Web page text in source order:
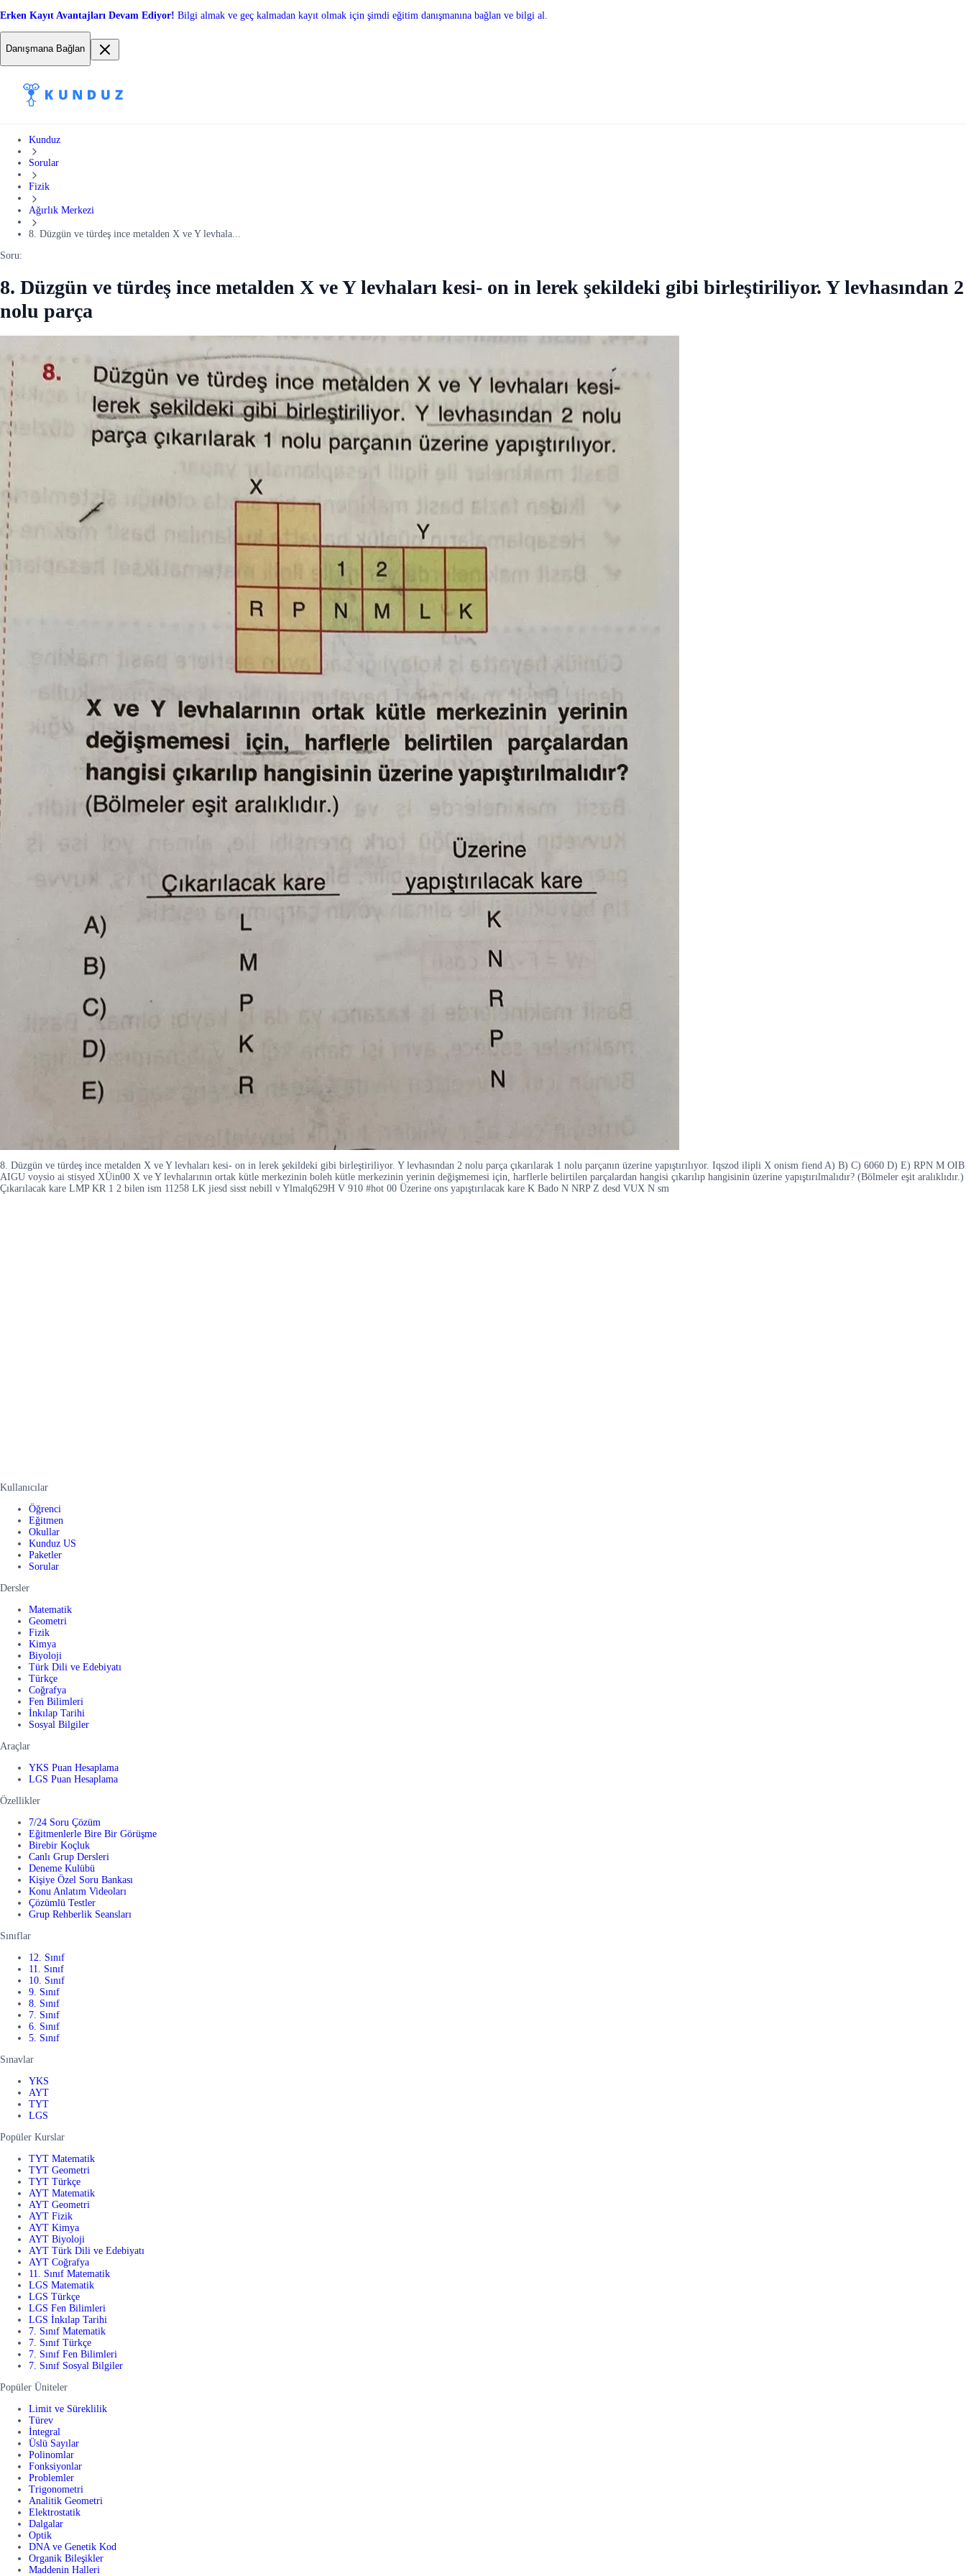
Erken Kayıt Avantajları Devam Ediyor! Bilgi almak ve geç kalmadan kayıt olmak için şimdi eğitim danışmanına bağlan ve bilgi al.
Danışmana Bağlan
Kunduz
Sorular
Fizik
Ağırlık Merkezi
8. Düzgün ve türdeş ince metalden X ve Y levhala...
Soru:
8. Düzgün ve türdeş ince metalden X ve Y levhaları kesi- on in lerek şekildeki gibi birleştiriliyor. Y levhasından 2
nolu parça
8. Düzgün ve türdeş ince metalden X ve Y levhaları kesi- on in lerek şekildeki gibi birleştiriliyor. Y levhasından 2 nolu parça çıkarılarak 1 nolu parçanın üzerine yapıştırılıyor. Iqszod ilipli X onism fiend A) B) C) 6060 D) E) RPN M OIB
AIGU voysio ai stisyed XÜin00 X ve Y levhalarının ortak kütle merkezinin boleh kütle merkezinin yerinin değişmemesi için, harflerle belirtilen parçalardan hangisi çıkarılıp hangisinin üzerine yapıştırılmalıdır? (Bölmeler eşit aralıklıdır.)
Çıkarılacak kare LMP KR 1 2 bilen ism 11258 LK jiesd sisst nebill v Ylmalq629H V 910 #hot 00 Üzerine ons yapıştırılacak kare K Bado N NRP Z desd VUX N sm
Kullanıcılar
Öğrenci
Eğitmen
Okullar
Kunduz US
Paketler
Sorular
Dersler
Matematik
Geometri
Fizik
Kimya
Biyoloji
Türk Dili ve Edebiyatı
Türkçe
Coğrafya
Fen Bilimleri
İnkılap Tarihi
Sosyal Bilgiler
Araçlar
YKS Puan Hesaplama
LGS Puan Hesaplama
Özellikler
7/24 Soru Çözüm
Eğitmenlerle Bire Bir Görüşme
Birebir Koçluk
Canlı Grup Dersleri
Deneme Kulübü
Kişiye Özel Soru Bankası
Konu Anlatım Videoları
Çözümlü Testler
Grup Rehberlik Seansları
Sınıflar
12. Sınıf
11. Sınıf
10. Sınıf
9. Sınıf
8. Sınıf
7. Sınıf
6. Sınıf
5. Sınıf
Sınavlar
YKS
AYT
TYT
LGS
Popüler Kurslar
TYT Matematik
TYT Geometri
TYT Türkçe
AYT Matematik
AYT Geometri
AYT Fizik
AYT Kimya
AYT Biyoloji
AYT Türk Dili ve Edebiyatı
AYT Coğrafya
11. Sınıf Matematik
LGS Matematik
LGS Türkçe
LGS Fen Bilimleri
LGS İnkılap Tarihi
7. Sınıf Matematik
7. Sınıf Türkçe
7. Sınıf Fen Bilimleri
7. Sınıf Sosyal Bilgiler
Popüler Üniteler
Limit ve Süreklilik
Türev
İntegral
Üslü Sayılar
Polinomlar
Fonksiyonlar
Problemler
Trigonometri
Analitik Geometri
Elektrostatik
Dalgalar
Optik
DNA ve Genetik Kod
Organik Bileşikler
Maddenin Halleri